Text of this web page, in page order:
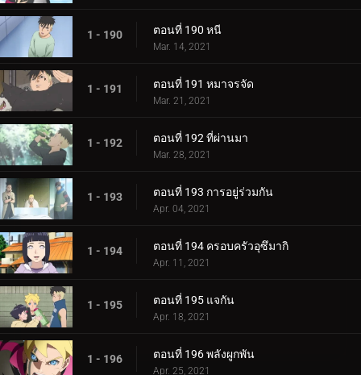
1 - 190 ตอนที่ 190 หนี
Mar. 14, 2021
1 - 191 ตอนที่ 191 หมาจรจัด
Mar. 21, 2021
1 - 192 ตอนที่ 192 ที่ผ่านมา
Mar. 28, 2021
1 - 193 ตอนที่ 193 การอยู่ร่วมกัน
Apr. 04, 2021
1 - 194 ตอนที่ 194 ครอบครัวอุซึมากิ
Apr. 11, 2021
1 - 195 ตอนที่ 195 แจกัน
Apr. 18, 2021
1 - 196 ตอนที่ 196 พลังผูกพัน
Apr. 25, 2021